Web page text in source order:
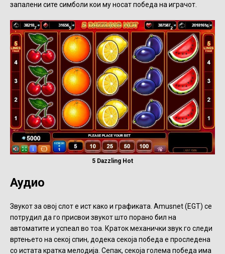
запалени сите симболи кои му носат победа на играчот.
5 Dazzling Hot
Аудио
Звукот за овој слот е ист како и графиката. Amusnet (EGT) се
потрудил да го присвои звукот што порано бил на
автоматите и успеал во тоа. Краток механички звук го следи
вртењето на секој спин, додека секоја победа е проследена
со истата кратка мелодија. Сепак, секоја голема победа има